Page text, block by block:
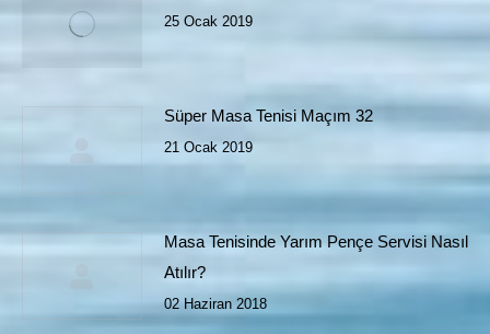
25 Ocak 2019
Süper Masa Tenisi Maçım 32
21 Ocak 2019
Masa Tenisinde Yarım Pençe Servisi Nasıl
Atılır?
02 Haziran 2018